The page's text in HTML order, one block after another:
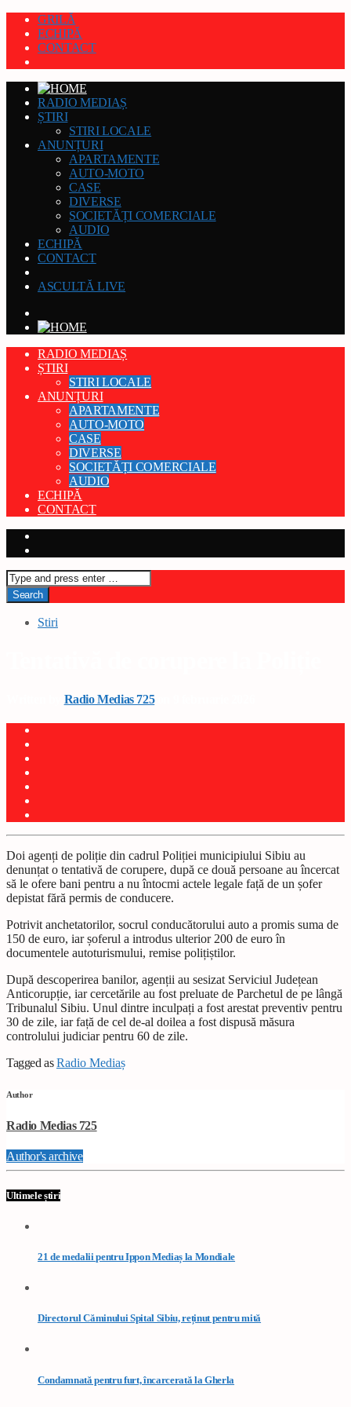
GRILĂ
ECHIPĂ
CONTACT
RADIO MEDIAȘ
ȘTIRI
STIRI LOCALE
ANUNȚURI
APARTAMENTE
AUTO-MOTO
CASE
DIVERSE
SOCIETĂȚI COMERCIALE
AUDIO
ECHIPĂ
CONTACT
ASCULTĂ LIVE
RADIO MEDIAȘ
ȘTIRI
STIRI LOCALE
ANUNȚURI
APARTAMENTE
AUTO-MOTO
CASE
DIVERSE
SOCIETĂȚI COMERCIALE
AUDIO
ECHIPĂ
CONTACT
Stiri
Radio Medias 725on 9 februarie 2026
Doi agenți de poliție din cadrul Poliției municipiului Sibiu au
denunțat o tentativă de corupere, după ce două persoane au încercat
să le ofere bani pentru a nu întocmi actele legale față de un șofer
depistat fără permis de conducere.
Potrivit anchetatorilor, socrul conducătorului auto a promis suma de
150 de euro, iar șoferul a introdus ulterior 200 de euro în
documentele autoturismului, remise polițiștilor.
După descoperirea banilor, agenții au sesizat Serviciul Județean
Anticorupție, iar cercetările au fost preluate de Parchetul de pe lângă
Tribunalul Sibiu. Unul dintre inculpați a fost arestat preventiv pentru
30 de zile, iar față de cel de-al doilea a fost dispusă măsura
controlului judiciar pentru 60 de zile.
Tagged asRadio Mediaș
Author
Radio Medias 725
Author's archive
Ultimele știri
21 de medalii pentru Ippon Mediaș la Mondiale
Directorul Căminului Spital Sibiu, reținut pentru mită
Condamnată pentru furt, încarcerată la Gherla